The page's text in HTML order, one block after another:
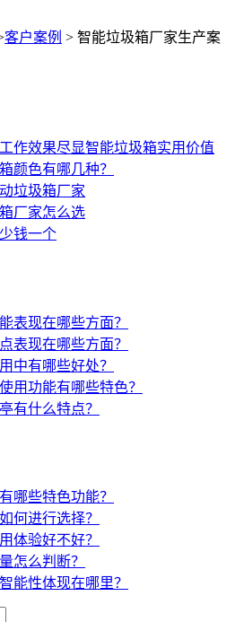
客户案例 > 智能垃圾箱厂家生产案
作效果尽显智能垃圾箱实用价值
颜色有哪几种？
垃圾箱厂家
厂家怎么选
钱一个
表现在哪些方面？
表现在哪些方面？
中有哪些好处？
用功能有哪些特色？
有什么特点？
哪些特色功能？
何进行选择？
体验好不好？
怎么判断？
能性体现在哪里？